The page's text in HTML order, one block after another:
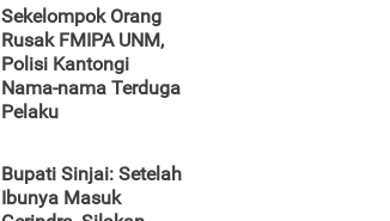
Sekelompok Orang
Rusak FMIPA UNM,
Polisi Kantongi
Nama-nama Terduga
Pelaku
Bupati Sinjai: Setelah
Ibunya Masuk